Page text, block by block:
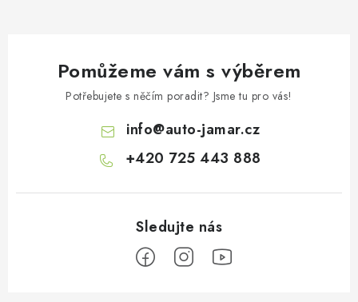
Pomůžeme vám s výběrem
Potřebujete s něčím poradit? Jsme tu pro vás!
info@auto-jamar.cz
+420 725 443 888